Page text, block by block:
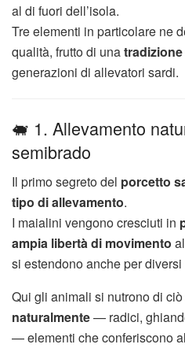
al di fuori dell’isola.
Tre elementi in particolare ne
qualità, frutto di una
generazioni di allevatori sardi.
🐖 1. Allevamento
semibrado
Il primo segreto del porcetto
tipo di allevamento.
I maialini vengono cresciuti in
ampia libertà di movimento
si estendono anche per diversi
Qui gli animali si nutrono di
naturalmente— radici,
— elementi che conferiscono